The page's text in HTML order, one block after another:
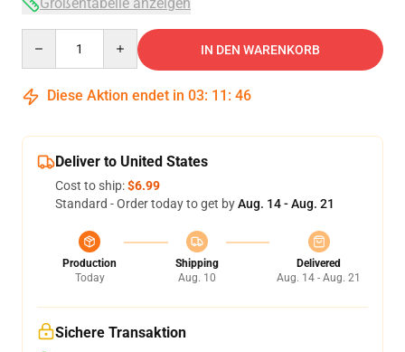
IN DEN WARENKORB
Diese Aktion endet in 03: 11 : 46
Deliver to United States
Cost to ship:$6.99
Standard - Order today to get byAug. 14 - Aug. 21
Production
Today
Shipping
Aug. 10
Delivered
Aug. 14 - Aug. 21
Sichere Transaktion